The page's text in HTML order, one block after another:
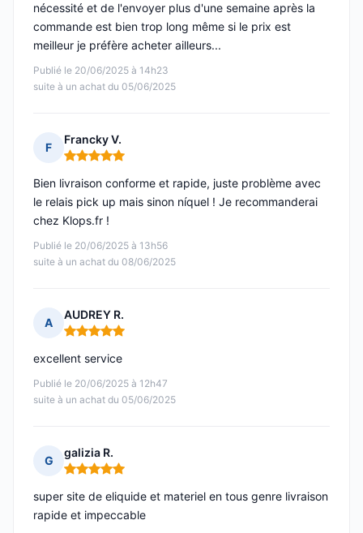
Publié le 20/06/2025 à 14h23
suite à un achat du 05/06/2025
nécessité et de l'envoyer plus d'une semaine après la
commande est bien trop long même si le prix est
meilleur je préfère acheter ailleurs...
F
Francky V.
Note : 5 sur 5
Publié le 20/06/2025 à 13h56
suite à un achat du 08/06/2025
Bien livraison conforme et rapide, juste problème avec
le relais pick up mais sinon níquel ! Je recommanderai
chez Klops.fr !
A
AUDREY R.
Note : 5 sur 5
Publié le 20/06/2025 à 12h47
suite à un achat du 05/06/2025
excellent service
G
galizia R.
Note : 5 sur 5
super site de eliquide et materiel en tous genre livraison
rapide et impeccable